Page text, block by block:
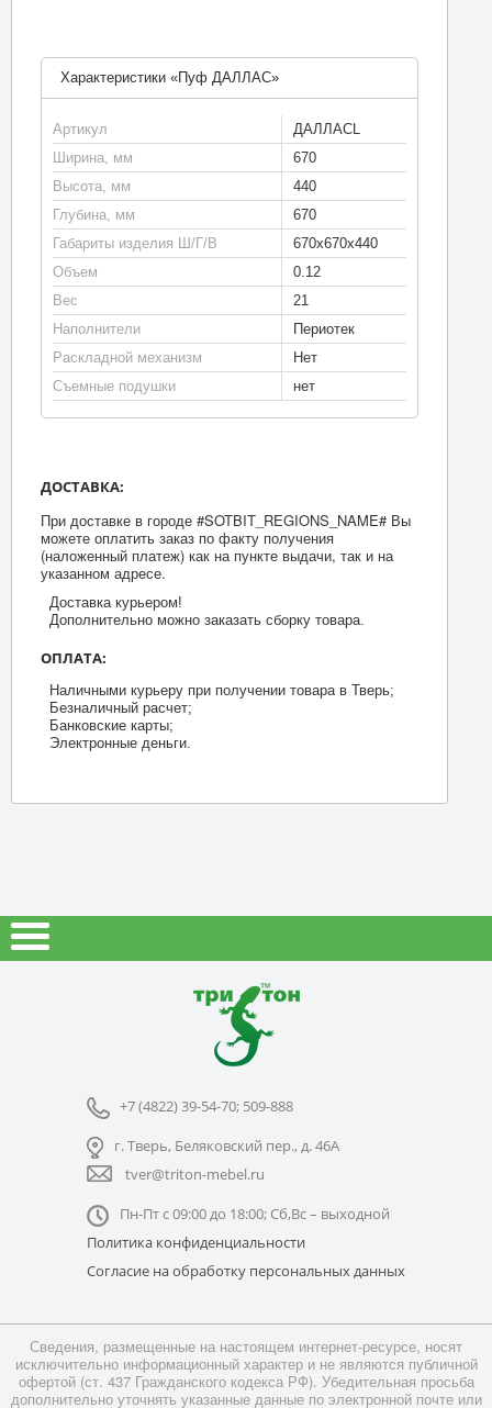
Характеристики «Пуф ДАЛЛАС»
Артикул
ДАЛЛАСL
Ширина, мм
670
Высота, мм
440
Глубина, мм
670
Габариты изделия Ш/Г/В
670х670х440
Объем
0.12
Вес
21
Наполнители
Периотек
Раскладной механизм
Нет
Съемные подушки
нет
ДОСТАВКА:
При доставке в городе #SOTBIT_REGIONS_NAME# Вы
можете оплатить заказ по факту получения
(наложенный платеж) как на пункте выдачи, так и на
указанном адресе.
Доставка курьером!
Дополнительно можно заказать сборку товара.
ОПЛАТА:
Наличными курьеру при получении товара в Тверь;
Безналичный расчет;
Банковские карты;
Электронные деньги.
+7 (4822) 39-54-70; 509-888
г. Тверь, Беляковский пер., д. 46А
tver@triton-mebel.ru
Пн-Пт с 09:00 до 18:00; Сб,Вс – выходной
Политика конфиденциальности
Согласие на обработку персональных данных
Сведения, размещенные на настоящем интернет-ресурсе, носят
исключительно информационный характер и не являются публичной
офертой (ст. 437 Гражданского кодекса РФ). Убедительная просьба
дополнительно уточнять указанные данные по электронной почте или